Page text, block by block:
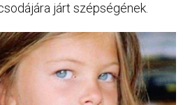
járt szépségének.